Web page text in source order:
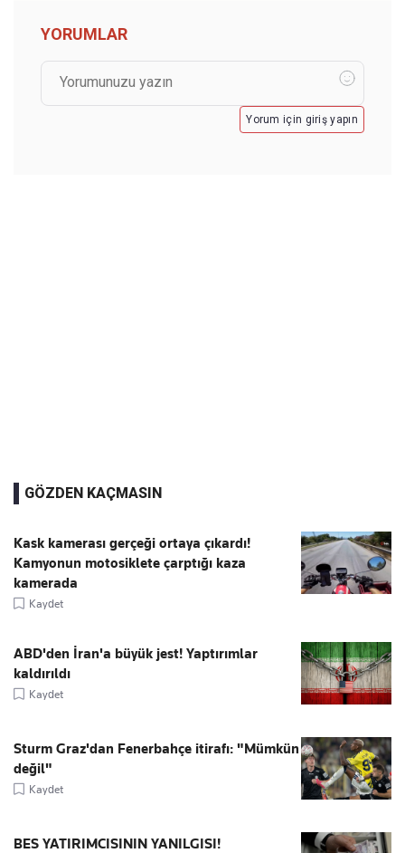
YORUMLAR
Yorum için giriş yapın
GÖZDEN KAÇMASIN
Kask kamerası gerçeği ortaya çıkardı!
Kamyonun motosiklete çarptığı kaza
kamerada
Kaydet
ABD'den İran'a büyük jest! Yaptırımlar
kaldırıldı
Kaydet
Sturm Graz'dan Fenerbahçe itirafı: "Mümkün
değil"
Kaydet
BES YATIRIMCISININ YANILGISI!